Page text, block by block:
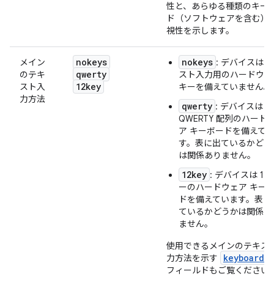
性と、あらゆる種類のキー
ド（ソフトウェアを含む）
視性を示します。
メイン
のテキ
スト入
力方法
nokeys
qwerty
12key
nokeys : デバイスは
スト入力用のハードウ
キーを備えていません。
qwerty : デバイスは
QWERTY 配列のハード
ア キーボードを備えて
す。表に出ているかど
は関係ありません。
12key : デバイスは 12
ーのハードウェア キー
ドを備えています。表に
ているかどうかは関係
ません。
使用できるメインのテキス
力方法を示す
keyboard
フィールドもご覧ください